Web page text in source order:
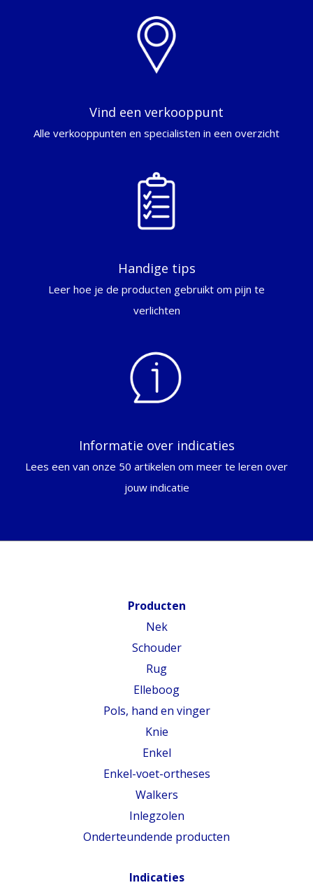
Vind een verkooppunt
Alle verkooppunten en specialisten in een overzicht
Handige tips
Leer hoe je de producten gebruikt om pijn te
verlichten
Informatie over indicaties
Lees een van onze 50 artikelen om meer te leren over
jouw indicatie
Producten
Nek
Schouder
Rug
Elleboog
Pols, hand en vinger
Knie
Enkel
Enkel-voet-ortheses
Walkers
Inlegzolen
Onderteundende producten
Indicaties